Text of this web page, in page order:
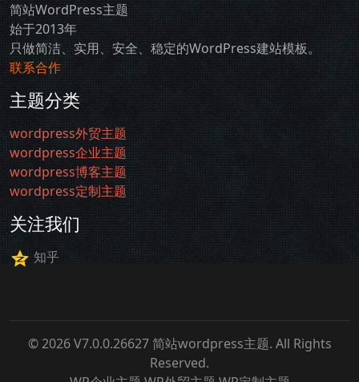
简站WordPress主题
始于2013年
只做简洁、实用、安全、稳定的WordPress建站模板。
联系合作
主题分类
wordpress外贸主题
wordpress企业主题
wordpress博客主题
wordpress定制主题
关注我们
知乎
© 2026 V7.0.0.26627简站wordpress主题. All Rights
Reserved.